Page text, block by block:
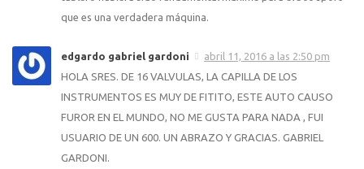
que es una verdadera máquina.
edgardo gabriel gardoni
abril 11, 2016 a las 2:50 pm
HOLA SRES. DE 16 VALVULAS, LA CAPILLA DE LOS
INSTRUMENTOS ES MUY DE FITITO, ESTE AUTO CAUSO
FUROR EN EL MUNDO, NO ME GUSTA PARA NADA , FUI
USUARIO DE UN 600. UN ABRAZO Y GRACIAS. GABRIEL
GARDONI.